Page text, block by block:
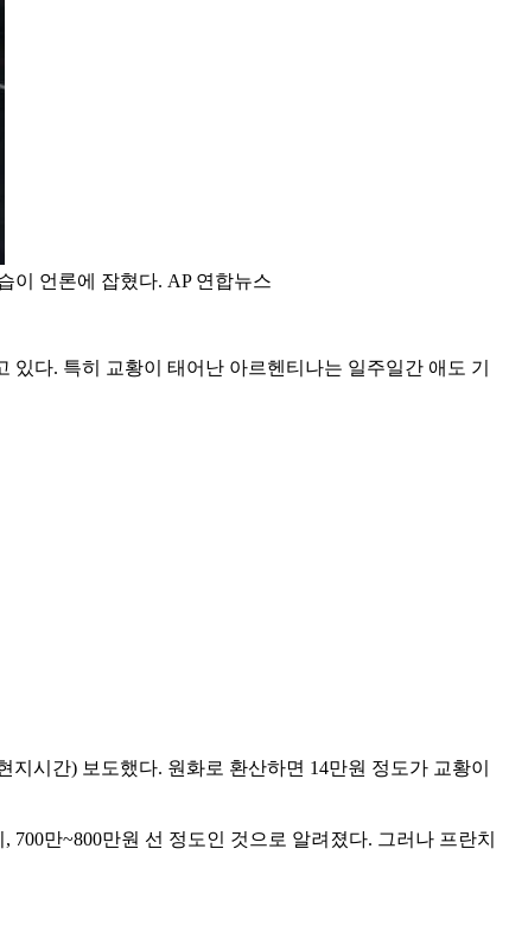
이 언론에 잡혔다. AP 연합뉴스
다. 특히 교황이 태어난 아르헨티나는 일주일간 애도 기
시간) 보도했다. 원화로 환산하면 14만원 정도가 교황이
만~800만원 선 정도인 것으로 알려졌다. 그러나 프란치